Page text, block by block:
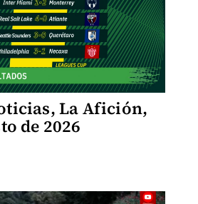
La Afición,
de 2026